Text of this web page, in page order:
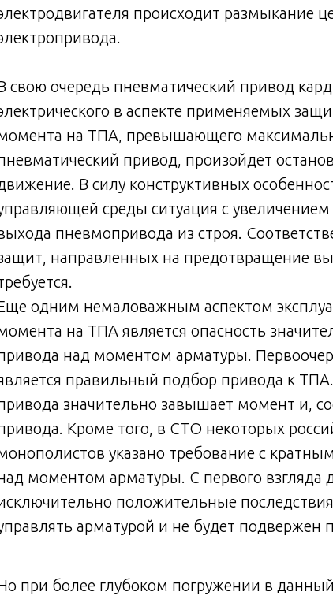
происходит размыкание
свою очередь пневматический привод
в аспекте применяемых
на ТПА, превышающего
привод, произойдет
В силу конструктивных
среды ситуация с
пневмопривода из строя.
направленных на предотвращение
одним немаловажным аспектом
на ТПА является опасность
над моментом арматуры.
правильный подбор привода к
значительно завышает момент и,
Кроме того, в СТО некоторых
указано требование с
моментом арматуры. С первого взгляда
положительные
арматурой и не будет подвержен
при более глубоком погружении в данный